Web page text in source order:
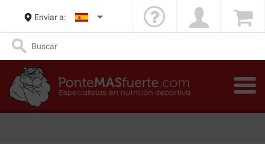
Enviar a: